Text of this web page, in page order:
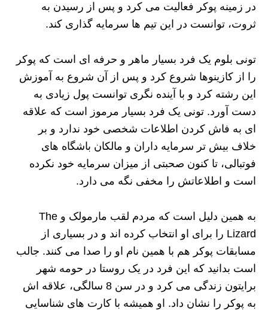
در زمینه پوکر فعالیت می کرد و پس از رسیدن به
ثروت، توانست در این تیم ها سرمایه گذاری کند.
تونی بلوم یک فرد بسیار ماهر و حرفه ای است که پوکر
را از کازینوها شروع کرد و پس از آن شروع به آموزش
این رشته کرد و با آینده نگری توانست پول زیادی به
دست آورد. تونی یک فرد بسیار مرموز است که علاقه
ای به فاش کردن اطلاعات شخصی خود ندارد و بر
خلاف بیش تر سرمایه داران و مالکان باشگاه های
فوتبالی، تا کنون صحبتی از میزان سرمایه خود نکرده
است و اطلاعاتش را مخفی نگه می دارد.
به همین دلیل است که مردم لقب مارمولک و The
Lizard را برای او انتخاب کرده اند و در بسیاری از
مسابقات پوکر هم با همین نام او را صدا می کنند. جالب
است بدانید که این فرد در یک روستا در حومه شهر
برایتون زندگی می کرد و در سن 8 سالگی، علاقه اش
به پوکر را نشان داد. او همیشه با کارت های شناسایی